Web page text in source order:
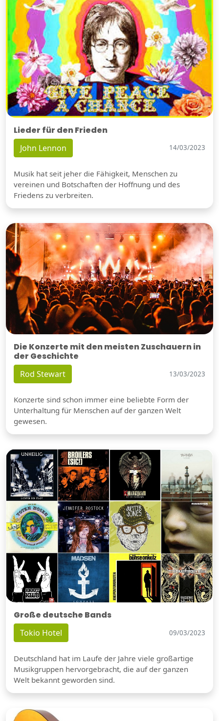
Lieder für den Frieden
John Lennon 14/03/2023
Musik hat seit jeher die Fähigkeit, Menschen zu
vereinen und Botschaften der Hoffnung und des
Friedens zu verbreiten.
Die Konzerte mit den meisten Zuschauern in
der Geschichte
Rod Stewart 13/03/2023
Konzerte sind schon immer eine beliebte Form der
Unterhaltung für Menschen auf der ganzen Welt
gewesen.
Große deutsche Bands
Tokio Hotel 09/03/2023
Deutschland hat im Laufe der Jahre viele großartige
Musikgruppen hervorgebracht, die auf der ganzen
Welt bekannt geworden sind.